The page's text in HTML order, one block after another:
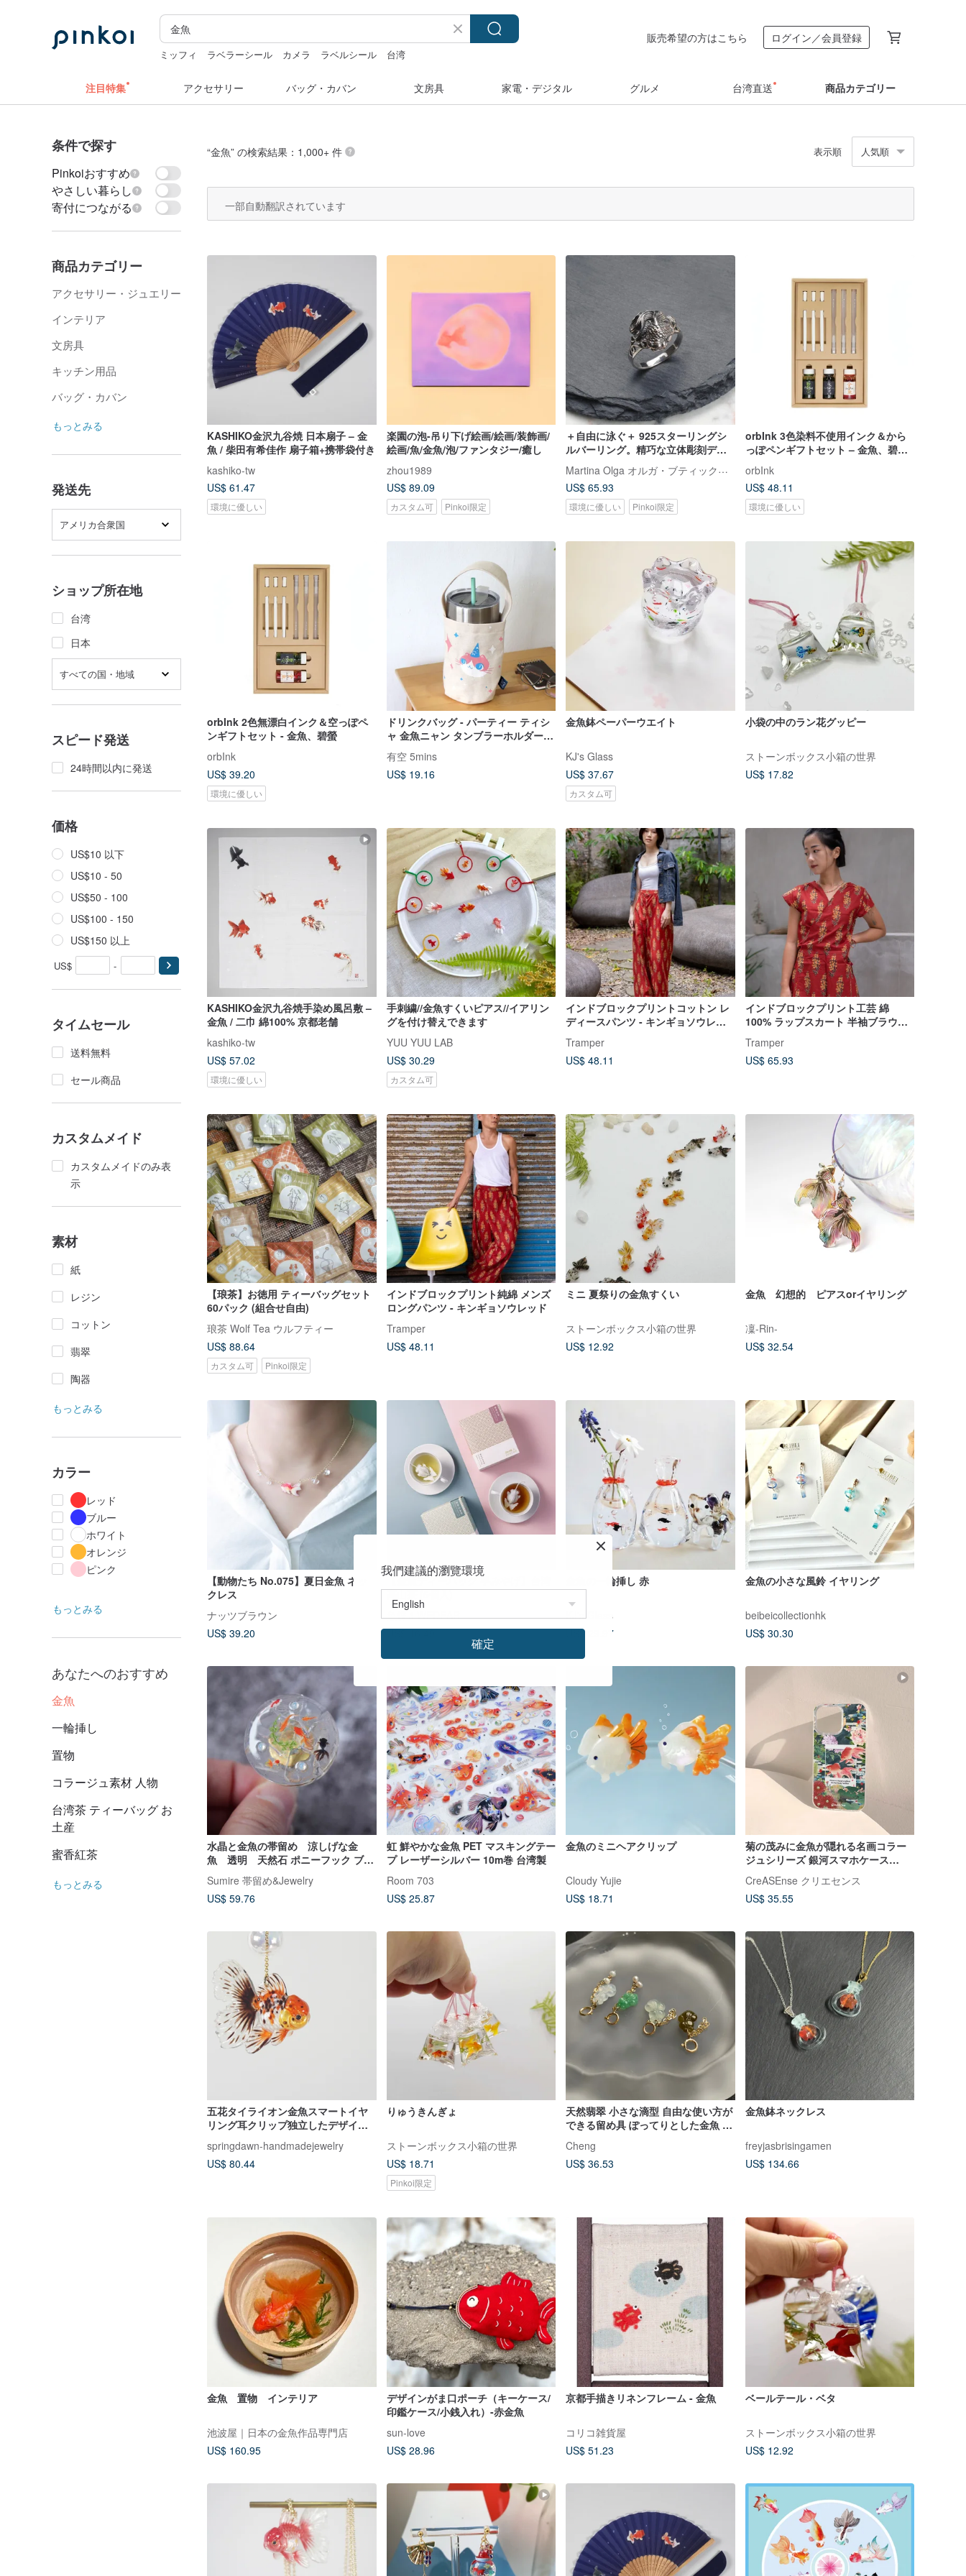
ミッフィ ラベラーシール カメラ ラベルシール
台湾
販売希望の方はこちら ログイン／会員登録
注目特集 アクセサリー バッグ・カバン 文房具 家電・デジタル グルメ 台湾直送 商品カテゴリー
条件で探す
Pinkoiおすすめ
やさしい暮らし
寄付につながる
商品カテゴリー
アクセサリー・ジュエリー
インテリア
文房具
キッチン用品
バッグ・カバン
もっとみる
発送先
アメリカ合衆国
ショップ所在地
台湾
日本
すべての国・地域
スピード発送
24時間以内に発送
価格
US$10 以下
US$10 - 50
US$50 - 100
US$100 - 150
US$150 以上
US$ -
タイムセール
送料無料
セール商品
カスタムメイド
カスタムメイドのみ表
示
素材
紙
レジン
コットン
翡翠
陶器
もっとみる
カラー
レッド
ブルー
ホワイト
オレンジ
ピンク
もっとみる
あなたへのおすすめ
金魚
一輪挿し
置物
コラージュ素材 人物
台湾茶 ティーバッグ お
土産
蜜香紅茶
もっとみる
“金魚” の検索結果：1,000+ 件 表示順 人気順
一部自動翻訳されています
KASHIKO金沢九谷焼 日本扇子 – 金
魚 / 柴田有希佳作 扇子箱+携帯袋付き
kashiko-tw
US$ 61.47
環境に優しい
楽園の泡-吊り下げ絵画/絵画/装飾画/
絵画/魚/金魚/泡/ファンタジー/癒し
zhou1989
US$ 89.09
カスタム可 Pinkoi限定
＋自由に泳ぐ＋ 925スターリングシ
ルバーリング。精巧な立体彫刻デザ
インの金魚リング。和風レトロ。
Martina Olga オルガ・ブティックスタジオ
US$ 65.93
環境に優しい Pinkoi限定
orbInk 3色染料不使用インク＆から
っぽペンギフトセット – 金魚、碧
orbInk
US$ 48.11
環境に優しい
orbInk 2色無漂白インク＆空っぽペ
ンギフトセット - 金魚、碧螢
orbInk
US$ 39.20
環境に優しい
ドリンクバッグ - パーティー ティシ
ャ 金魚ニャン タンブラーホルダー
夏のアクセサリー
有空 5mins
US$ 19.16
金魚鉢ペーパーウエイト
KJ's Glass
US$ 37.67
カスタム可
小袋の中のラン花グッピー
ストーンボックス小箱の世界
US$ 17.82
KASHIKO金沢九谷焼手染め風呂敷 –
金魚 / 二巾 綿100% 京都老舗
kashiko-tw
US$ 57.02
環境に優しい
手刺繍//金魚すくいピアス//イアリン
グを付け替えできます
YUU YUU LAB
US$ 30.29
カスタム可
インドブロックプリントコットン レ
ディースパンツ - キンギョソウレッ
ド
Tramper
US$ 48.11
インドブロックプリント工芸 綿
100% ラップスカート 半袖ブラウス -
キンギョソウレッド【9月全サイズ再
入荷】
Tramper
US$ 65.93
【琅茶】お徳用 ティーバッグセット
60パック (組合せ自由)
琅茶 Wolf Tea ウルフティー
US$ 88.64
カスタム可 Pinkoi限定
インドブロックプリント純綿 メンズ
ロングパンツ - キンギョソウレッド
Tramper
US$ 48.11
ミニ 夏祭りの金魚すくい
ストーンボックス小箱の世界
US$ 12.92
金魚 幻想的 ピアスorイヤリング
凜-Rin-
US$ 32.54
【動物たち No.075】夏日金魚 ネッ
クレス
ナッツブラウン
US$ 39.20
【金魚ティーバッグ 手みやげ】台湾
高山茶 (5個入)
魚蝶ㄦWEDEAR
US$ 16.49
金魚の一輪挿し 赤
KJ's Glass
US$ 29.97
金魚の小さな風鈴 イヤリング
beibeicollectionhk
US$ 30.30
水晶と金魚の帯留め 涼しげな金
魚 透明 天然石 ポニーフック ブロ
ーチ 水晶 クォーツ ヘアアクセ
サリー変更可能 選べる金具 夏
魚 金魚 梅雨 日本
Sumire 帯留め&Jewelry
US$ 59.76
虹 鮮やかな金魚 PET マスキングテー
プ レーザーシルバー 10m巻 台湾製
Room 703
US$ 25.87
金魚のミニヘアクリップ
Cloudy Yujie
US$ 18.71
菊の茂みに金魚が隠れる名画コラー
ジュシリーズ 銀河スマホケース
CSBQ10
CreASEnse クリエセンス
US$ 35.55
五花タイライオン金魚スマートイヤ
リング耳クリップ独立したデザイン
小動物かわいいクリエイティブジュ
エリー交換ギフト
springdawn-handmadejewelry
US$ 80.44
りゅうきんぎょ
ストーンボックス小箱の世界
US$ 18.71
Pinkoi限定
天然翡翠 小さな滴型 自由な使い方が
できる留め具 ぽってりとした金魚 真
珠 14KGFゴールドフィルド クラスプ
ペンダントトップ 魚
Cheng
US$ 36.53
金魚鉢ネックレス
freyjasbrisingamen
US$ 134.66
金魚 置物 インテリア
池波屋｜日本の金魚作品専門店
US$ 160.95
デザインがま口ポーチ（キーケース/
印鑑ケース/小銭入れ）-赤金魚
sun-love
US$ 28.96
京都手描きリネンフレーム - 金魚
コリコ雑貨屋
US$ 51.23
ベールテール・ベタ
ストーンボックス小箱の世界
US$ 12.92
我們建議的瀏覽環境
確定